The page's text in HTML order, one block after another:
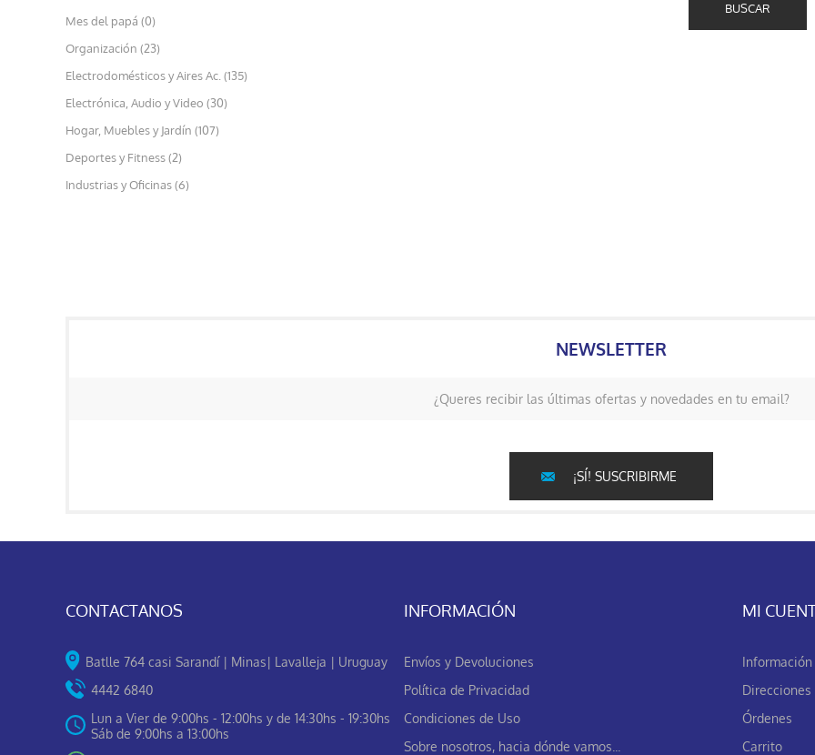
Mes del papá (0)
Organización (23)
Electrodomésticos y Aires Ac. (135)
Electrónica, Audio y Video (30)
Hogar, Muebles y Jardín (107)
Deportes y Fitness (2)
Industrias y Oficinas (6)
NEWSLETTER
¿Queres recibir las últimas ofertas y novedades en tu email?
¡SÍ! SUSCRIBIRME
CONTACTANOS
Batlle 764 casi Sarandí | Minas| Lavalleja | Uruguay
4442 6840
Lun a Vier de 9:00hs - 12:00hs y de 14:30hs - 19:30hs
Sáb de 9:00hs a 13:00hs
INFORMACIÓN
Envíos y Devoluciones
Política de Privacidad
Condiciones de Uso
Sobre nosotros, hacia dónde vamos...
MI
Direcciones
Órdenes
Carrito